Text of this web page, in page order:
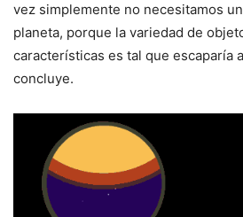
vez simplemente no necesitamos
planeta, porque la variedad de
características es tal que escaparía
concluye.